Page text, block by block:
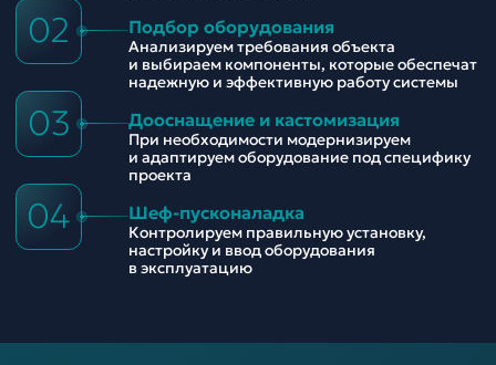
02 Подбор оборудования
Анализируем требования объекта
и выбираем компоненты, которые обеспечат
надежную и эффективную работу системы
03 Дооснащение и кастомизация
При необходимости модернизируем
и адаптируем оборудование под специфику
проекта
04 Шеф-пусконаладка
Контролируем правильную установку,
настройку и ввод оборудования
в эксплуатацию